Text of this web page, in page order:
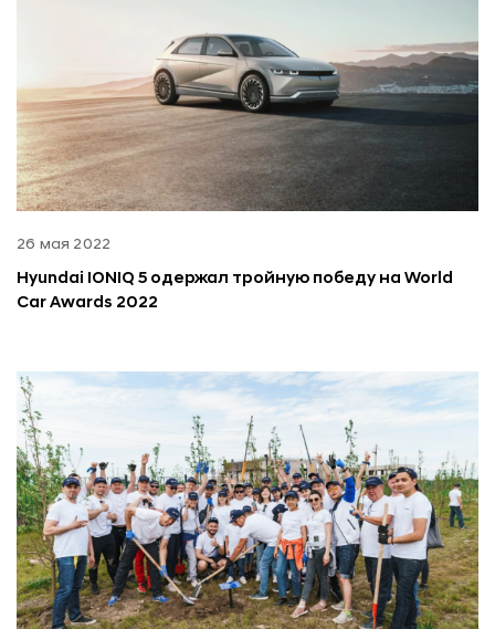
26 мая 2022
Hyundai IONIQ 5 одержал тройную победу на World
Car Awards 2022